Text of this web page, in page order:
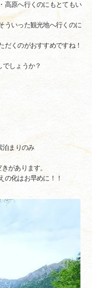
高原へ行くのにもとてもい
ういった観光地へ行くのに
だくのがおすすめですね！
しょうか？
まりのみ
があります。
の化はお早めに！！